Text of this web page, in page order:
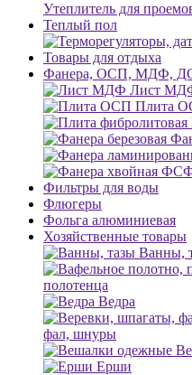
Утеплитель для
Теплый пол
Товары для отдыха
Фанера, ОСП, МДФ,
Лист
Плита
Фильтры для воды
Флюгеры
Фольга алюминиевая
Хозяйственные товары
Ванны,
полотенца
Ведра
фал, шнуры
Ерши